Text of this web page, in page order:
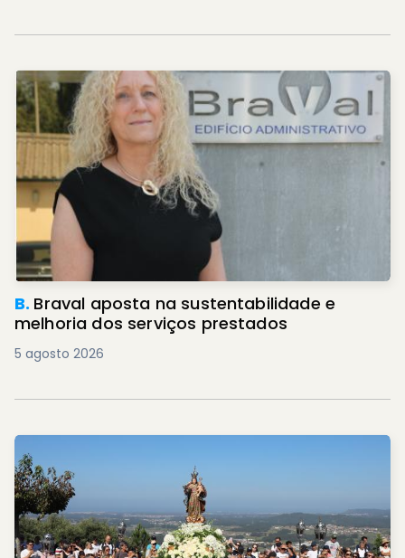
B. Braval aposta na sustentabilidade e
melhoria dos serviços prestados
5 agosto 2026